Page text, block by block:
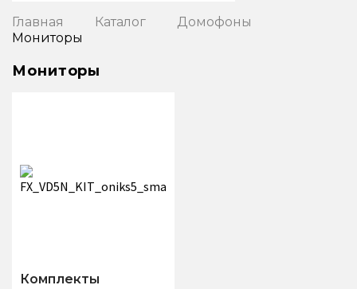
Главная Каталог
Домофоны
Мониторы
Мониторы
Комплекты